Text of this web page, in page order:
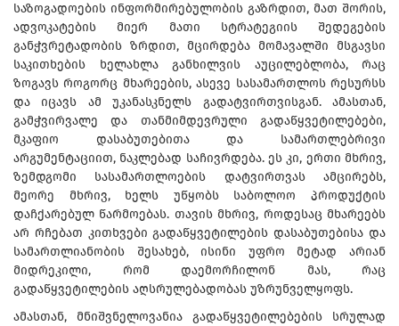
საზოგადოების ინფორმირებულობის გაზრდით, მათ შორის,
ადვოკატების მიერ მათი სტრატეგიის შედეგების
განჭვრეტადობის ზრდით, მცირდება მომავალში მსგავსი
საკითხების ხელახლა განხილვის აუცილებლობა, რაც
ზოგავს როგორც მხარეების, ასევე სასამართლოს რესურსს
და იცავს ამ უკანასკნელს გადატვირთვისგან. ამასთან,
გამჭვირვალე და თანმიმდევრული გადაწყვეტილებები,
მკაფიო დასაბუთებითა და სამართლებრივი
არგუმენტაციით, ნაკლებად საჩივრდება. ეს კი, ერთი მხრივ,
ზემდგომი სასამართლოების დატვირთვას ამცირებს,
მეორე მხრივ, ხელს უწყობს საბოლოო პროდუქტის
დაჩქარებულ წარმოებას. თავის მხრივ, როდესაც მხარეებს
არ რჩებათ კითხვები გადაწყვეტილების დასაბუთებისა და
სამართლიანობის შესახებ, ისინი უფრო მეტად არიან
მიდრეკილი, რომ დაემორჩილონ მას, რაც
გადაწყვეტილების აღსრულებადობას უზრუნველყოფს.
ამასთან, მნიშვნელოვანია გადაწყვეტილებების სრულად